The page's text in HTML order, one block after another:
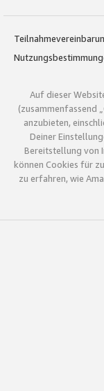
Auf dieser
(zusammenfassend
anzubieten,
Deiner
Bereitstellung von
können Cookies für
zu erfahren, wie